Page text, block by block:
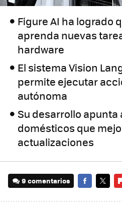
Figure AI ha logrado
aprenda nuevas
hardware
El sistema Vision
permite ejecutar
autónoma
Su desarrollo apunta
domésticos que
actualizaciones
9 comentarios